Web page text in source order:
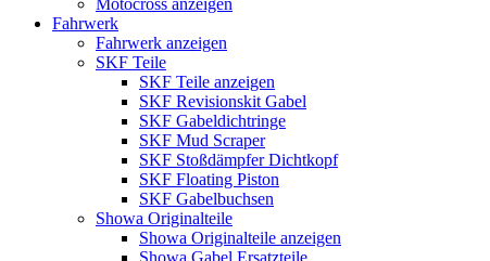
Motocross anzeigen
Fahrwerk
Fahrwerk anzeigen
SKF Teile
SKF Teile anzeigen
SKF Revisionskit Gabel
SKF Gabeldichtringe
SKF Mud Scraper
SKF Stoßdämpfer Dichtkopf
SKF Floating Piston
SKF Gabelbuchsen
Showa Originalteile
Showa Originalteile anzeigen
Showa Gabel Ersatzteile